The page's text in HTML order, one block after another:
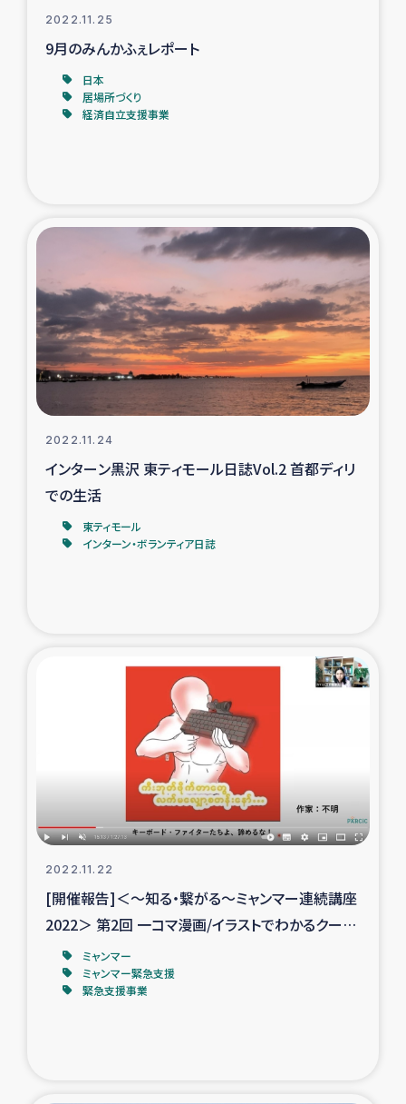
レバノンでのシリア難民への教育支援事業
神原ゼミxパルシック
石巻市街地在宅被災者支援
復興応援隊の活動
仮設住宅生活支援・農業復興支援
漁業復興支援
インターン・ボランティア日誌
ガザ地区での公園の緑化を通じた支援事業
ガザ地区における被災住民への緊急支援
ガザ地区酪農を通した女性グループの生計支援
フェアトレード事業
女性の生計向上を通じた子どもの栄養改善事業
2022.11.25
9月のみんかふぇレポート
日本
居場所づくり
経済自立支援事業
2022.11.24
インターン黒沢 東ティモール日誌Vol.2 首都ディリ
での生活
東ティモール
インターン・ボランティア日誌
2022.11.22
[開催報告]＜～知る・繋がる～ミャンマー連続講座
2022＞ 第2回 一コマ漫画/イラストでわかるクーデ
ター後のミャンマー
ミャンマー
ミャンマー緊急支援
緊急支援事業